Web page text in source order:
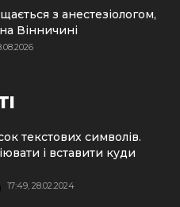
з анестезіологом,
Вінничині
текстових символів.
і вставити куди
17:49, 28.02.2024